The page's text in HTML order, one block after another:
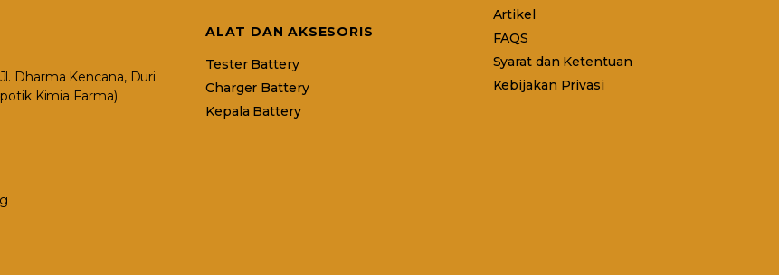
Dharma Kencana, Duri
Kimia Farma)
ALAT DAN AKSESORIS
Tester Battery
Charger Battery
Kepala Battery
Artikel
FAQS
Syarat dan Ketentuan
Kebijakan Privasi